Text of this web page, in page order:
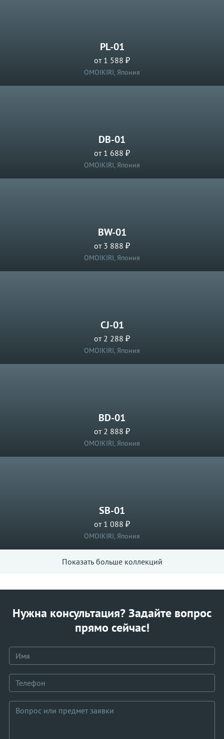
PL-01
от 1 588 ₽
OMOIKIRI, Япония
DB-01
от 1 688 ₽
OMOIKIRI, Япония
BW-01
от 3 888 ₽
OMOIKIRI, Япония
CJ-01
от 2 288 ₽
OMOIKIRI, Япония
BD-01
от 2 888 ₽
OMOIKIRI, Япония
SB-01
от 1 088 ₽
OMOIKIRI, Япония
Показать больше коллекций
Нужна консультация? Задайте вопрос
прямо сейчас!